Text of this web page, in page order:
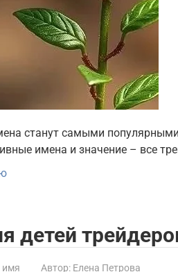
станут самыми
имена и значение – все
детей
имя Автор: Елена Петрова